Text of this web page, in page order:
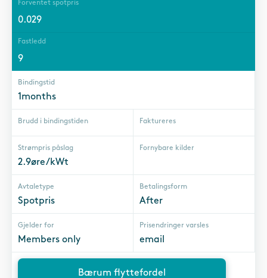
Forventet spotpris
0.029
Fastledd
9
Bindingstid
1months
Brudd i bindingstiden Faktureres
Strømpris påslag
2.9øre/kWt
Fornybare kilder
Avtaletype
Spotpris
Betalingsform
After
Gjelder for
Members only
Prisendringer varsles
email
Bærum flyttefordel